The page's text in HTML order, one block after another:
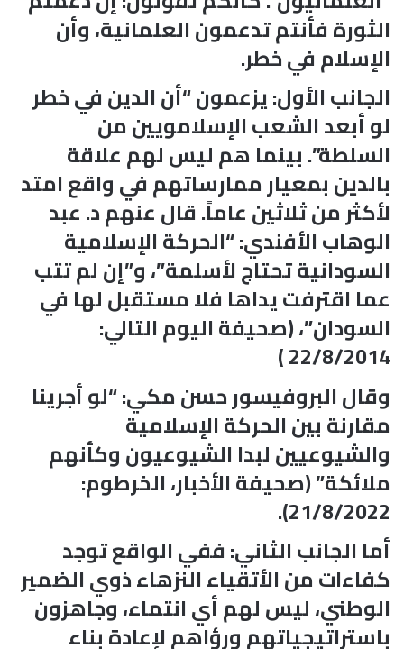
الثورة فأنتم تدعمون العلمانية، وأن
الإسلام في خطر.
الجانب الأول: يزعمون “أن الدين في خطر
لو أبعد الشعب الإسلامويين من
السلطة”. بينما هم ليس لهم علاقة
بالدين بمعيار ممارساتهم في واقع امتد
لأكثر من ثلاثين عاماً. قال عنهم د. عبد
الوهاب الأفندي: “الحركة الإسلامية
السودانية تحتاج لأسلمة”، و”إن لم تتب
عما اقترفت يداها فلا مستقبل لها في
السودان”، (صحيفة اليوم التالي:
22/8/2014 )
وقال البروفيسور حسن مكي: “لو أجرينا
مقارنة بين الحركة الإسلامية
والشيوعيين لبدا الشيوعيون وكأنهم
ملائكة” (صحيفة الأخبار، الخرطوم:
21/8/2022).
أما الجانب الثاني: ففي الواقع توجد
كفاءات من الأتقياء النزهاء ذوي الضمير
الوطني، ليس لهم أي انتماء، وجاهزون
باستراتيجياتهم ورؤاهم لإعادة بناء